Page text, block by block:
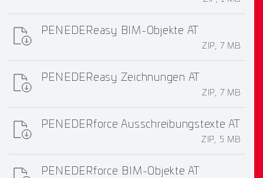
PENEDEReasy BIM-Objekte AT
ZIP, 7 MB
PENEDEReasy Zeichnungen AT
ZIP, 7 MB
PENEDERforce Ausschreibungstexte AT
ZIP, 5 MB
PENEDERforce BIM-Objekte AT